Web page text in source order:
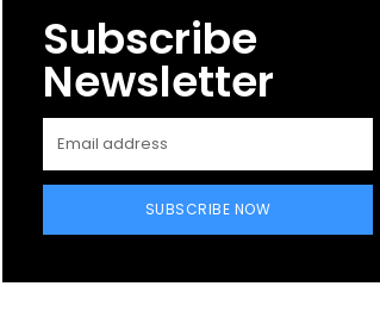
Subscribe
Newsletter
SUBSCRIBE NOW